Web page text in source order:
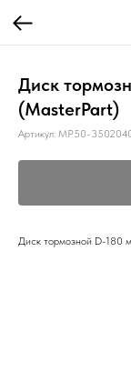
Диск
(МasterPart)
Артикул: MP50-
Диск тормозной D-180